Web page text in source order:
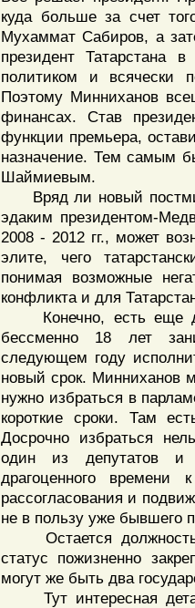
куда больше за счет
Мухаммат Сабиров, а
президент Татарстана
политиком и всячески
Поэтому Минниханов
финансах. Став
функции премьера,
назначение. Тем самым
Шаймиевым.
Вряд ли новый
эдаким президентом-
2008 - 2012 гг., может
элите, чего
понимая возможные
конфликта и для
Конечно, есть еще
бессменно 18 лет
следующем году
новый срок. Минниханов
нужно избраться в
короткие сроки. Там
Досрочно избраться
один из депутатов и
драгоценного
рассогласования и
не в пользу уже бывшего
Остается должность
статус пожизненно
могут же быть два
Тут интересная